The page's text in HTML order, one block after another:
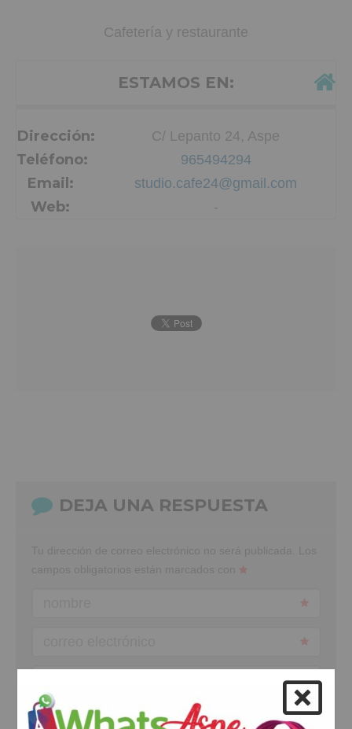
Cafetería y restaurante
ESTAMOS EN:
Dirección: C/ Lepanto 24, Aspe
Teléfono: 965494294
Email: studio.cafe24@gmail.com
Web: -
DEJA UNA RESPUESTA
comentario *